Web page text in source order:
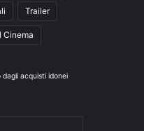
Trailer
Cinema
acquisti idonei